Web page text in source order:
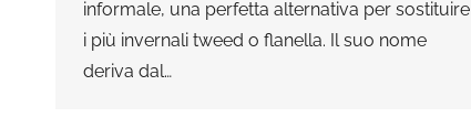
informale, una perfetta alternativa per sostituire
i più invernali tweed o flanella. Il suo nome
deriva dal…